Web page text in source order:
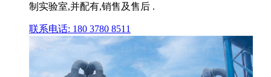
制实验室,并配有,销售及售后 .
联系电话: 180 3780 8511